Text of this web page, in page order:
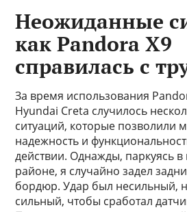
Неожиданные
как Pandora X9
справилась с
За время использования
Hyundai Creta случилось
ситуаций, которые позволили
надежность и
действии. Однажды, паркуясь
районе, я случайно задел
бордюр. Удар был несильный,
сильный, чтобы сработал